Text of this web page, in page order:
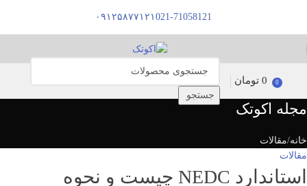
021-71058121 ۰۹۱۲۵۸۷۷۱۲۱
0
0 تومان
جستجو
مجله اکوتک
خانه مقالات
مقالات
استاندارد NEDC چیست و نحوه